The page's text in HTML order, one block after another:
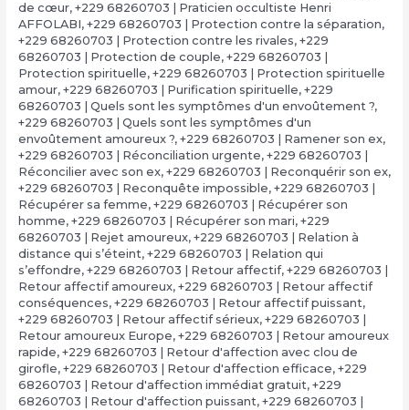
de cœur, +229 68260703 | Praticien occultiste Henri
AFFOLABI, +229 68260703 | Protection contre la séparation,
+229 68260703 | Protection contre les rivales, +229
68260703 | Protection de couple, +229 68260703 |
Protection spirituelle, +229 68260703 | Protection spirituelle
amour, +229 68260703 | Purification spirituelle, +229
68260703 | Quels sont les symptômes d'un envoûtement ?,
+229 68260703 | Quels sont les symptômes d'un
envoûtement amoureux ?, +229 68260703 | Ramener son ex,
+229 68260703 | Réconciliation urgente, +229 68260703 |
Réconcilier avec son ex, +229 68260703 | Reconquérir son ex,
+229 68260703 | Reconquête impossible, +229 68260703 |
Récupérer sa femme, +229 68260703 | Récupérer son
homme, +229 68260703 | Récupérer son mari, +229
68260703 | Rejet amoureux, +229 68260703 | Relation à
distance qui s’éteint, +229 68260703 | Relation qui
s’effondre, +229 68260703 | Retour affectif, +229 68260703 |
Retour affectif amoureux, +229 68260703 | Retour affectif
conséquences, +229 68260703 | Retour affectif puissant,
+229 68260703 | Retour affectif sérieux, +229 68260703 |
Retour amoureux Europe, +229 68260703 | Retour amoureux
rapide, +229 68260703 | Retour d'affection avec clou de
girofle, +229 68260703 | Retour d'affection efficace, +229
68260703 | Retour d'affection immédiat gratuit, +229
68260703 | Retour d'affection puissant, +229 68260703 |